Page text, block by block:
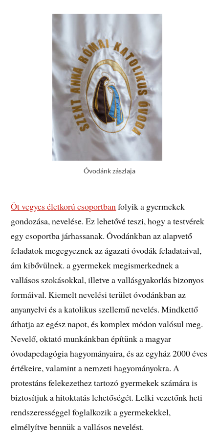
Óvodánk zászlaja
Öt vegyes életkorú csoportban folyik a gyermekek
gondozása, nevelése. Ez lehetővé teszi, hogy a testvérek
egy csoportba járhassanak. Óvodánkban az alapvető
feladatok megegyeznek az ágazati óvodák feladataival,
ám kibővülnek. a gyermekek megismerkednek a
vallásos szokásokkal, illetve a vallásgyakorlás bizonyos
formáival. Kiemelt nevelési terület óvodánkban az
anyanyelvi és a katolikus szellemű nevelés. Mindkettő
áthatja az egész napot, és komplex módon valósul meg.
Nevelő, oktató munkánkban építünk a magyar
óvodapedagógia hagyományaira, és az egyház 2000 éves
értékeire, valamint a nemzeti hagyományokra. A
protestáns felekezethez tartozó gyermekek számára is
biztosítjuk a hitoktatás lehetőségét. Lelki vezetőnk heti
rendszerességgel foglalkozik a gyermekekkel,
elmélyítve bennük a vallásos nevelést.